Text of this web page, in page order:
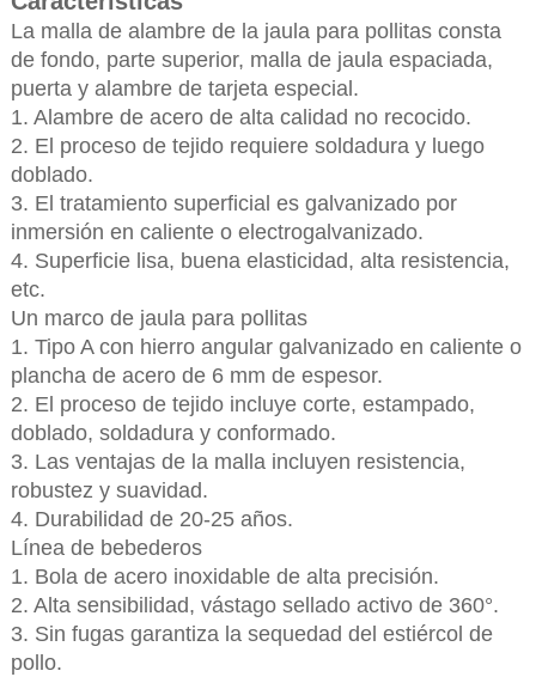
La malla de alambre de la jaula para pollitas consta
de fondo, parte superior, malla de jaula espaciada,
puerta y alambre de tarjeta especial.
1. Alambre de acero de alta calidad no recocido.
2. El proceso de tejido requiere soldadura y luego
doblado.
3. El tratamiento superficial es galvanizado por
inmersión en caliente o electrogalvanizado.
4. Superficie lisa, buena elasticidad, alta resistencia,
etc.
Un marco de jaula para pollitas
1. Tipo A con hierro angular galvanizado en caliente o
plancha de acero de 6 mm de espesor.
2. El proceso de tejido incluye corte, estampado,
doblado, soldadura y conformado.
3. Las ventajas de la malla incluyen resistencia,
robustez y suavidad.
4. Durabilidad de 20-25 años.
Línea de bebederos
1. Bola de acero inoxidable de alta precisión.
2. Alta sensibilidad, vástago sellado activo de 360°.
3. Sin fugas garantiza la sequedad del estiércol de
pollo.